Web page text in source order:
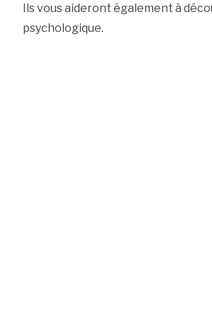
Ils vous aideront également à
psychologique.